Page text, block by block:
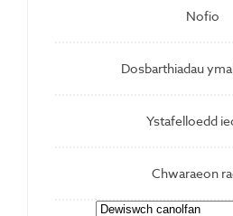
Nofio
Dosbarthiadau
Ystafelloedd
Chwaraeon